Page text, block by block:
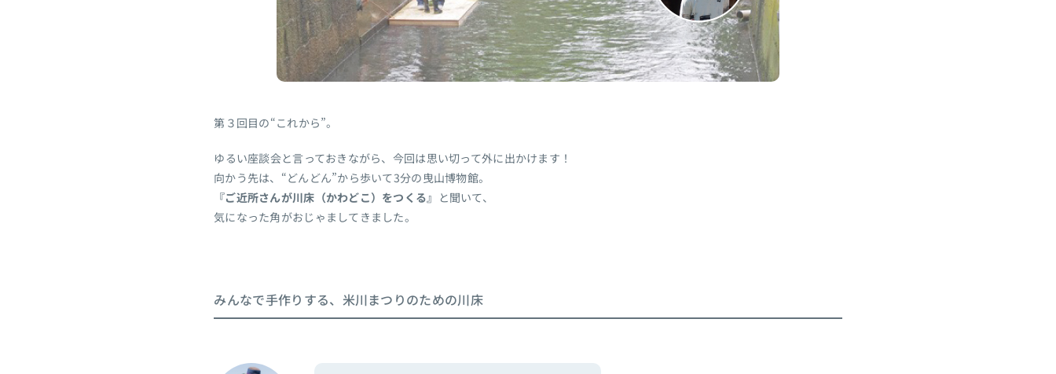
第３回目の“これから”。
ゆるい座談会と言っておきながら、今回は思い切って外に出かけます！
向かう先は、“どんどん”から歩いて3分の曳山博物館。
『ご近所さんが川床（かわどこ）をつくる』 と聞いて、
気になった角がおじゃましてきました。
みんなで手作りする、米川まつりのための川床